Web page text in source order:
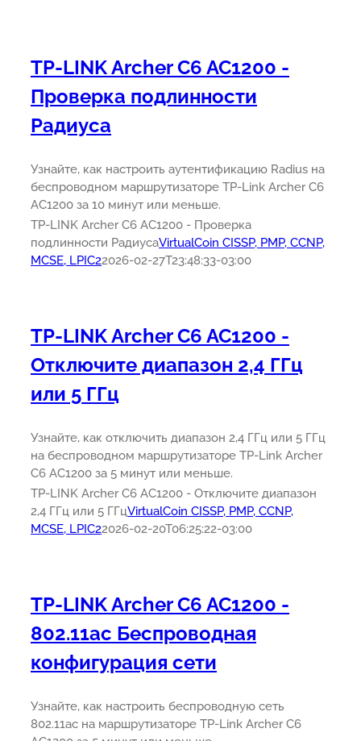
TP-LINK Archer C6 AC1200 -
Проверка подлинности
Радиуса
Узнайте, как настроить аутентификацию Radius на
беспроводном маршрутизаторе TP-Link Archer C6
AC1200 за 10 минут или меньше.
TP-LINK Archer C6 AC1200 - Проверка
подлинности РадиусаVirtualCoin CISSP, PMP, CCNP,
MCSE, LPIC22026-02-27T23:48:33-03:00
TP-LINK Archer C6 AC1200 -
Отключите диапазон 2,4 ГГц
или 5 ГГц
Узнайте, как отключить диапазон 2,4 ГГц или 5 ГГц
на беспроводном маршрутизаторе TP-Link Archer
C6 AC1200 за 5 минут или меньше.
TP-LINK Archer C6 AC1200 - Отключите диапазон
2,4 ГГц или 5 ГГцVirtualCoin CISSP, PMP, CCNP,
MCSE, LPIC22026-02-20T06:25:22-03:00
TP-LINK Archer C6 AC1200 -
802.11ac Беспроводная
конфигурация сети
Узнайте, как настроить беспроводную сеть
802.11ac на маршрутизаторе TP-Link Archer C6